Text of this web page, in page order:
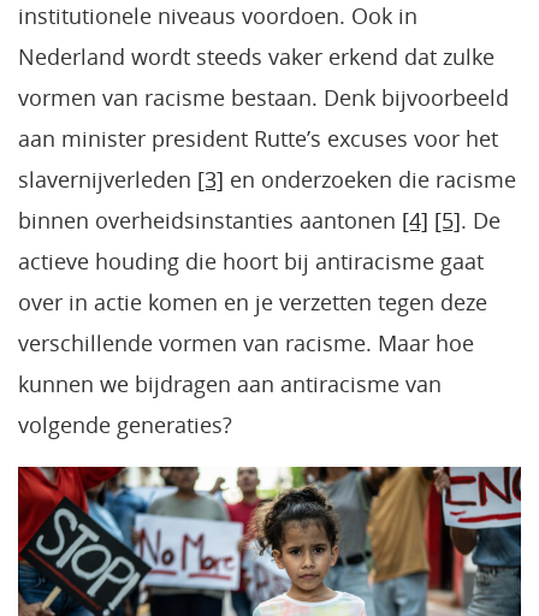
institutionele niveaus voordoen. Ook in
Nederland wordt steeds vaker erkend dat zulke
vormen van racisme bestaan. Denk bijvoorbeeld
aan minister president Rutte’s excuses voor het
slavernijverleden [3] en onderzoeken die racisme
binnen overheidsinstanties aantonen [4] [5]. De
actieve houding die hoort bij antiracisme gaat
over in actie komen en je verzetten tegen deze
verschillende vormen van racisme. Maar hoe
kunnen we bijdragen aan antiracisme van
volgende generaties?